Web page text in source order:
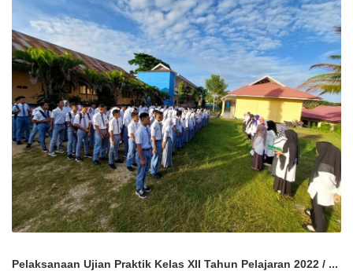
Pelaksanaan Ujian Praktik Kelas XII Tahun Pelajaran 2022 / ...